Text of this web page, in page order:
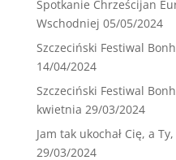
Spotkanie Chrześcijan
Wschodniej 05/05/2024
Szczeciński Festiwal
14/04/2024
Szczeciński Festiwal
kwietnia 29/03/2024
Jam tak ukochał Cię, a
29/03/2024